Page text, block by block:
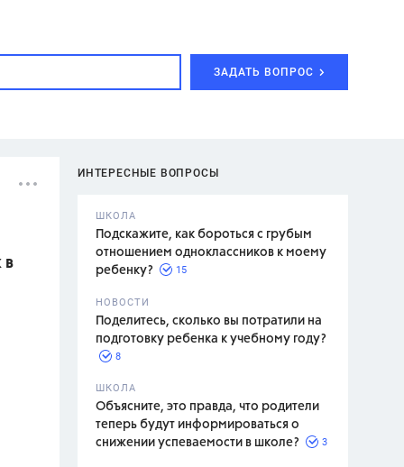
ЗАДАТЬ ВОПРОС
ИНТЕРЕСНЫЕ ВОПРОСЫ
ШКОЛА
Подскажите, как бороться с грубым
отношением одноклассников к моему
ребенку?
15
НОВОСТИ
Поделитесь, сколько вы потратили на
подготовку ребенка к учебному году?
8
ШКОЛА
Объясните, это правда, что родители
теперь будут информироваться о
снижении успеваемости в школе?
3
в